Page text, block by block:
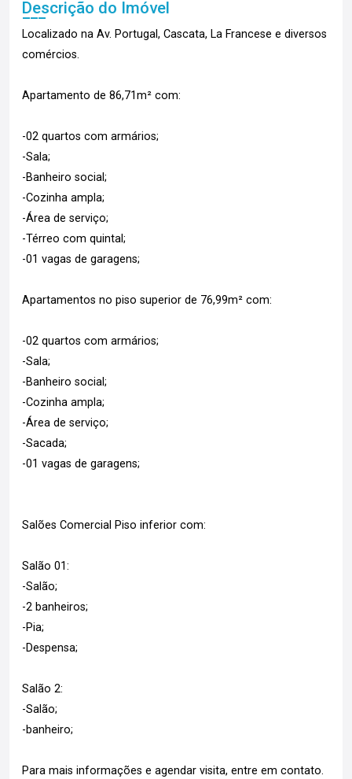
Descrição do Imóvel
Localizado na Av. Portugal, Cascata, La Francese e diversos
comércios.
Apartamento de 86,71m² com:
-02 quartos com armários;
-Sala;
-Banheiro social;
-Cozinha ampla;
-Área de serviço;
-Térreo com quintal;
-01 vagas de garagens;
Apartamentos no piso superior de 76,99m² com:
-02 quartos com armários;
-Sala;
-Banheiro social;
-Cozinha ampla;
-Área de serviço;
-Sacada;
-01 vagas de garagens;
Salões Comercial Piso inferior com:
Salão 01:
-Salão;
-2 banheiros;
-Pia;
-Despensa;
Salão 2:
-Salão;
-banheiro;
Para mais informações e agendar visita, entre em contato.